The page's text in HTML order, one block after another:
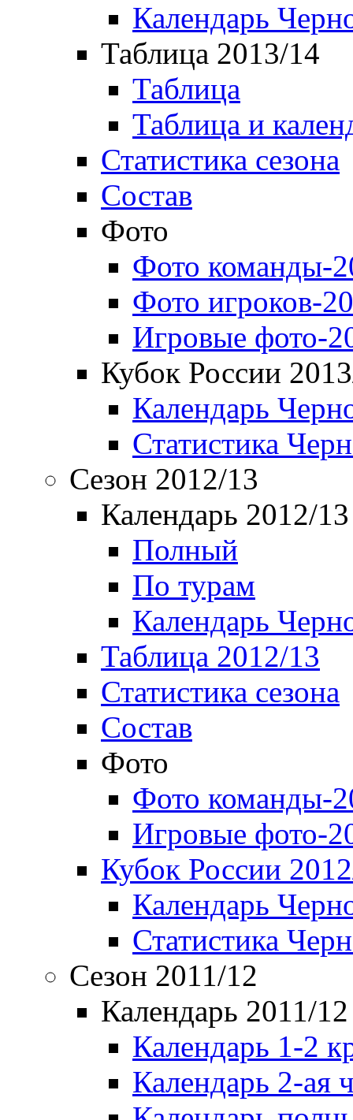
Календарь
Таблица 2013/14
Таблица
Таблица и
Статистика сезона
Состав
Фото
Фото команды-
Фото игроков-
Игровые фото-
Кубок России
Календарь
Статистика
Сезон 2012/13
Календарь 2012/13
Полный
По турам
Календарь
Таблица 2012/13
Статистика сезона
Состав
Фото
Фото команды-
Игровые фото-
Кубок России
Календарь
Статистика
Сезон 2011/12
Календарь 2011/12
Календарь 1-2
Календарь 2-ая